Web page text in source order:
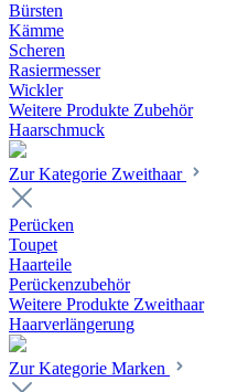
Bürsten
Kämme
Scheren
Rasiermesser
Wickler
Weitere Produkte Zubehör
Haarschmuck
Zur Kategorie Zweithaar
Perücken
Toupet
Haarteile
Perückenzubehör
Weitere Produkte Zweithaar
Haarverlängerung
Zur Kategorie Marken